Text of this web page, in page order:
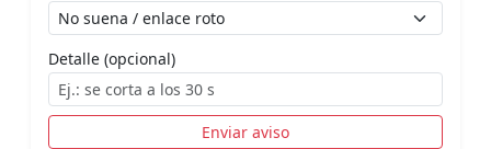
Detalle (opcional)
Enviar aviso